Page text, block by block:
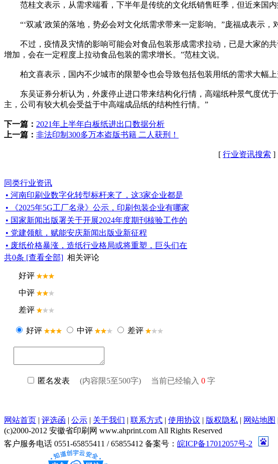
范桂文表示，从需求端看，下半年是传统的文化纸销售旺季，但近来国内
“‘双减’政策的落地，势必会对文化纸需求带来一定影响。”庞福成表示，
不过，疫情及灾情的影响可能会对食品包装形成需求拉动，已是大家的共
增加，会在一定程度上拉动食品包装的需求增长。”范桂文说。
柏文喜表示，国内不少城市的限塑令也会导致包括包装用纸的需求大幅上
东吴证券分析认为，外废停止进口带来结构化行情，高端纸种景气度优于
主，公司有较大机会受益于中高端成品纸的结构性行情。”
下一篇： 2021年上半年白板纸进出口数据分析
上一篇： 非法印制300多万本盗版书籍 二人获刑！
[ 行业资讯搜索 ]
同类行业资讯
• 河南印刷业数字化转型标杆来了，这3家企业都是
• 《2025年5G工厂名录》公示，印刷包装企业有哪家
• 国家新闻出版署关于开展2024年度期刊核验工作的
• 党建领航，赋能安庆新闻出版业新征程
• 废纸价格暴涨，造纸行业格局或将重塑，巨头们在
共0条 [查看全部] 相关评论
网站首页 | 评选函 | 公示 | 关于我们 | 联系方式 | 使用协议 | 版权隐私 | 网站地图
(c)2000-2012 安徽省印刷网 www.ahprint.com All Rights Reserved
客户服务电话 0551-65855411 / 65855412 备案号： 皖ICP备17012057号-2